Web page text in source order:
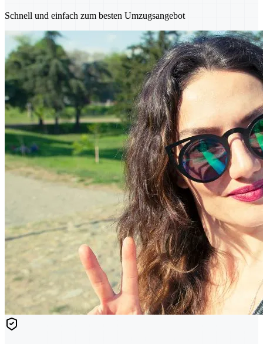
Schnell und einfach zum besten Umzugsangebot